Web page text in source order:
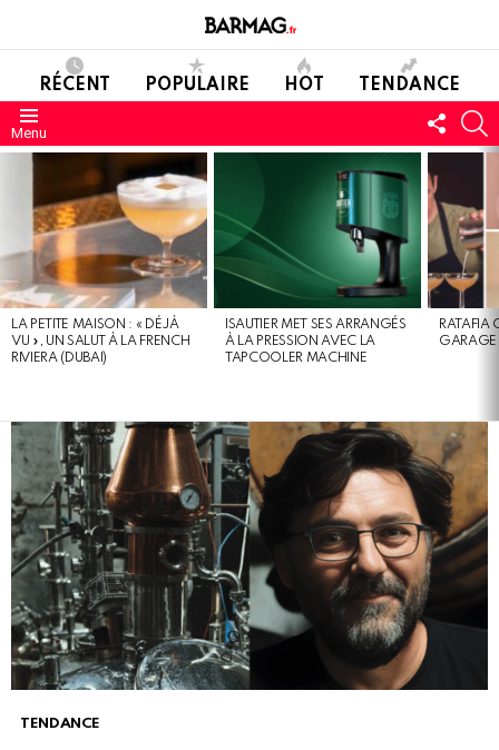
RÉCENT POPULAIRE HOT TENDANCE
Menu
NOUS
DERNIERS
LA PETITE MAISON : « DÉJÀ
VU », UN SALUT À LA FRENCH
RIVIERA (DUBAI)
ISAUTIER MET SES ARRANGÉS
À LA PRESSION AVEC LA
TAPCOOLER MACHINE
RATAFIA
GARAGE
TENDANCE